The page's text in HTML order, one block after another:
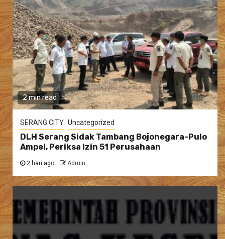
2 min read
SERANG CITY Uncategorized
DLH Serang Sidak Tambang Bojonegara-Pulo
Ampel, Periksa Izin 51 Perusahaan
2 hari ago Admin